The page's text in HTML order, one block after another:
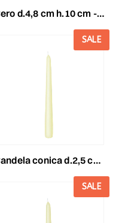
cero d.4,8 cm h.10 cm -100/48- conf.pz.24 avorio
SALE
candela conica d.2,5 cmh.25 cm -250/25- conf. pz.50 avorio
SALE